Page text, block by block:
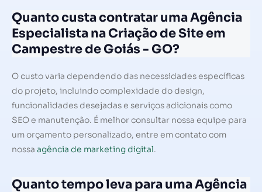
Quanto custa contratar uma Agência
Especialista na Criação de Site em
Campestre de Goiás - GO?
O custo varia dependendo das necessidades específicas
do projeto, incluindo complexidade do design,
funcionalidades desejadas e serviços adicionais como
SEO e manutenção. É melhor consultar nossa equipe para
um orçamento personalizado, entre em contato com
nossa agência de marketing digital.
Quanto tempo leva para uma Agência